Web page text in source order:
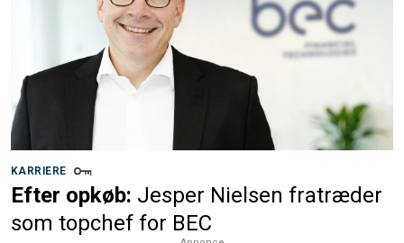
KARRIERE
Efter opkøb: Jesper Nielsen fratræder
som topchef for BEC